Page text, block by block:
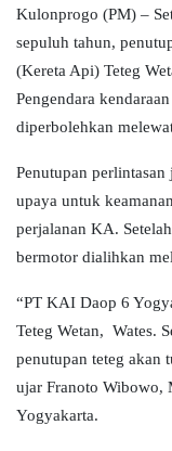
Kulonprogo (PM) –
sepuluh tahun,
(Kereta Api) Teteg
Pengendara
diperbolehkan
Penutupan
upaya untuk
perjalanan KA.
bermotor dialihkan
“PT KAI Daop 6
Teteg Wetan, Wates.
penutupan teteg akan
ujar Franoto Wibowo,
Yogyakarta.